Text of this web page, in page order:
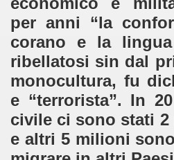
per anni “la
corano e la
ribellatosi sin dal
monocultura, fu
e “terrorista”. In
civile ci sono stati
e altri 5 milioni